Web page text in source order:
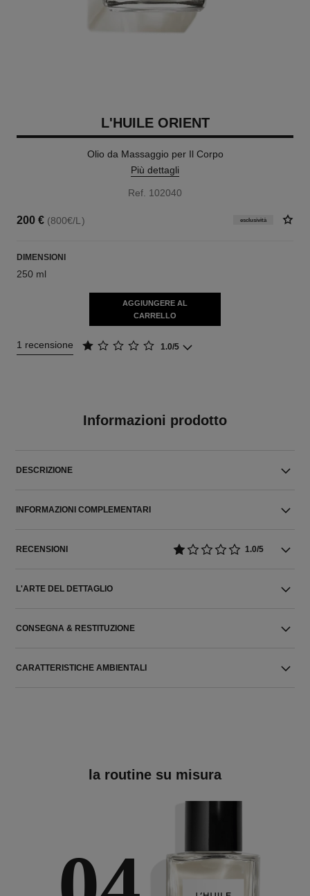
L'HUILE ORIENT
Olio da Massaggio per Il Corpo
Più dettagli
Ref. 102040
200 € (800€/L) esclusività
DIMENSIONI
250 ml
AGGIUNGERE AL
CARRELLO
1 recensione 1.0/5
Informazioni prodotto
DESCRIZIONE
INFORMAZIONI COMPLEMENTARI
RECENSIONI 1.0/5
L'ARTE DEL DETTAGLIO
CONSEGNA & RESTITUZIONE
CARATTERISTICHE AMBIENTALI
la routine su misura